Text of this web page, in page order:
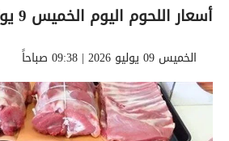
أسعار اللحوم اليوم الخميس 9 يوليو 2026
الخميس 09 يوليو 2026 | 09:38 صباحاً